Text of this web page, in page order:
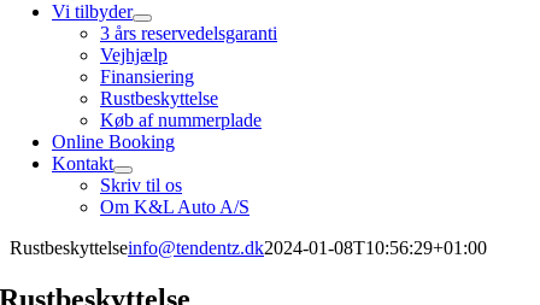
Vi tilbyder
3 års reservedelsgaranti
Vejhjælp
Finansiering
Rustbeskyttelse
Køb af nummerplade
Online Booking
Kontakt
Skriv til os
Om K&L Auto A/S
Rustbeskyttelseinfo@tendentz.dk2024-01-08T10:56:29+01:00